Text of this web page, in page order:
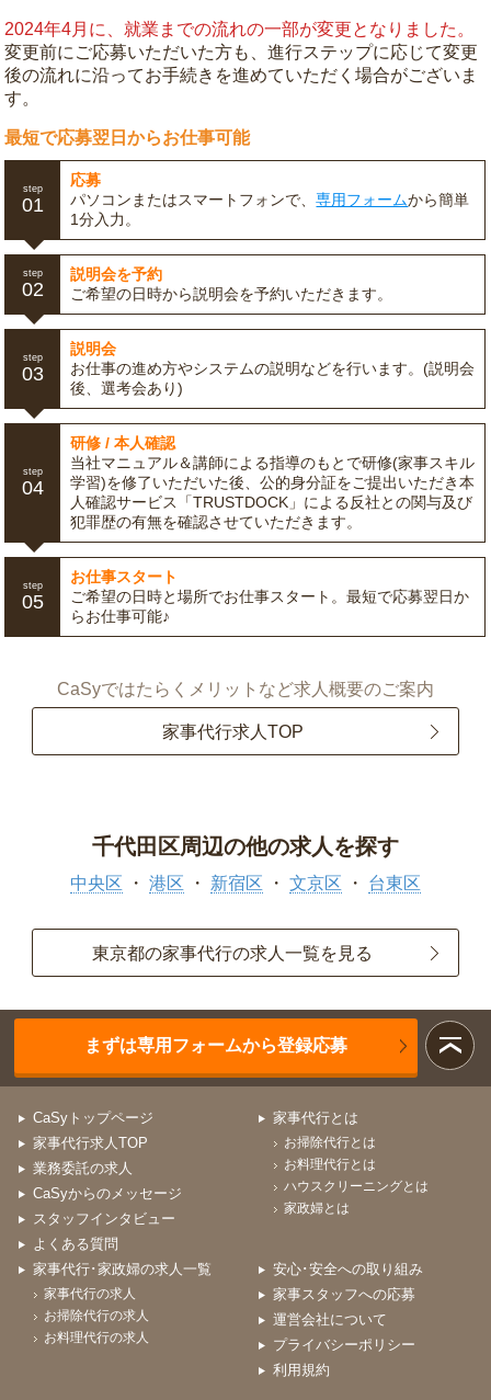
2024年4月に、就業までの流れの一部が変更となりました。
変更前にご応募いただいた方も、進行ステップに応じて変更
後の流れに沿ってお手続きを進めていただく場合がございま
す。
最短で応募翌日からお仕事可能
step
01
応募
パソコンまたはスマートフォンで、専用フォームから簡単
1分入力。
step
02
説明会を予約
ご希望の日時から説明会を予約いただきます。
step
03
説明会
お仕事の進め方やシステムの説明などを行います。(説明会
後、選考会あり)
step
04
研修 / 本人確認
当社マニュアル＆講師による指導のもとで研修(家事スキル
学習)を修了いただいた後、公的身分証をご提出いただき本
人確認サービス「TRUSTDOCK」による反社との関与及び
犯罪歴の有無を確認させていただきます。
step
05
お仕事スタート
ご希望の日時と場所でお仕事スタート。最短で応募翌日か
らお仕事可能♪
CaSyではたらくメリットなど求人概要のご案内
家事代行求人TOP
千代田区周辺の他の求人を探す
中央区 港区 新宿区 文京区 台東区
東京都の家事代行の求人一覧を見る
まずは専用フォームから登録応募
CaSyトップページ
家事代行求人TOP
業務委託の求人
CaSyからのメッセージ
スタッフインタビュー
よくある質問
家事代行とは
お掃除代行とは
お料理代行とは
ハウスクリーニングとは
家政婦とは
家事代行･家政婦の求人一覧
家事代行の求人
お掃除代行の求人
お料理代行の求人
安心･安全への取り組み
家事スタッフへの応募
運営会社について
プライバシーポリシー
利用規約